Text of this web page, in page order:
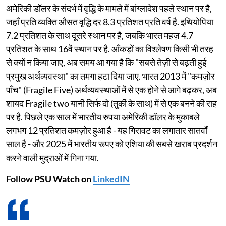
अमेरिकी डॉलर के संदर्भ में वृद्धि के मामले में बांग्लादेश पहले स्थान पर है,
जहाँ प्रति व्यक्ति औसत वृद्धि दर 8.3 प्रतिशत प्रति वर्ष है. इथियोपिया
7.2 प्रतिशत के साथ दूसरे स्थान पर है, जबकि भारत महज़ 4.7
प्रतिशत के साथ 16वें स्थान पर है. आँकड़ों का विश्लेषण किसी भी तरह
से क्यों न किया जाए, अब समय आ गया है कि "सबसे तेज़ी से बढ़ती हुई
प्रमुख अर्थव्यवस्था" का तमगा हटा दिया जाए. भारत 2013 में "कमज़ोर
पाँच" (Fragile Five) अर्थव्यवस्थाओं में से एक होने से आगे बढ़कर, अब
शायद Fragile two यानी सिर्फ दो (तुर्की के साथ) में से एक बनने की राह
पर है. पिछले एक साल में भारतीय रुपया अमेरिकी डॉलर के मुकाबले
लगभग 12 प्रतिशत कमज़ोर हुआ है - यह गिरावट का लगातार सातवाँ
साल है - और 2025 में भारतीय रूपए को एशिया की सबसे खराब प्रदर्शन
करने वाली मुद्राओं में गिना गया.
Follow PSU Watch onLinkedIN